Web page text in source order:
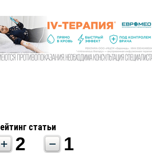
статьи
2 1